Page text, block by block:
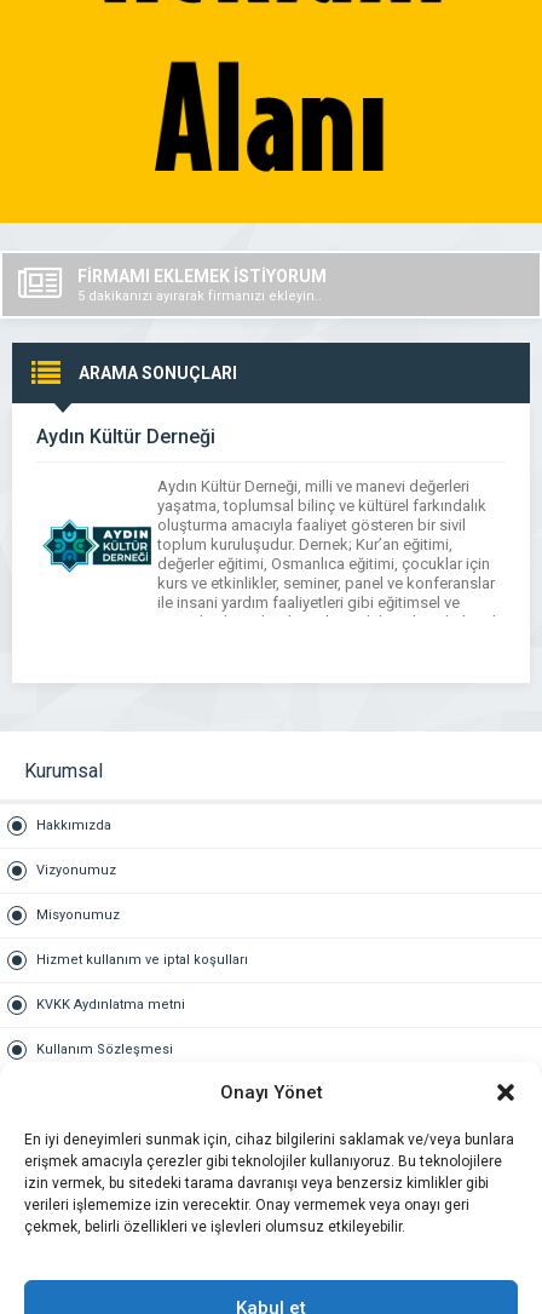
Onayı Yönet
En iyi deneyimleri sunmak için, cihaz bilgilerini saklamak ve/veya bunlara
erişmek amacıyla çerezler gibi teknolojiler kullanıyoruz. Bu teknolojilere
izin vermek, bu sitedeki tarama davranışı veya benzersiz kimlikler gibi
verileri işlememize izin verecektir. Onay vermemek veya onayı geri
çekmek, belirli özellikleri ve işlevleri olumsuz etkileyebilir.
Kabul et
FİRMAMI EKLEMEK İSTİYORUM
5 dakikanızı ayırarak firmanızı ekleyin..
ARAMA SONUÇLARI
Aydın Kültür Derneği
Aydın Kültür Derneği, milli ve manevi değerleri
yaşatma, toplumsal bilinç ve kültürel farkındalık
oluşturma amacıyla faaliyet gösteren bir sivil
toplum kuruluşudur. Dernek; Kur’an eğitimi,
değerler eğitimi, Osmanlıca eğitimi, çocuklar için
kurs ve etkinlikler, seminer, panel ve konferanslar
ile insani yardım faaliyetleri gibi eğitimsel ve
sosyal çalışmalar düzenleyerek bireylerin kültürel
Kurumsal
Hakkımızda
Vizyonumuz
Misyonumuz
Hizmet kullanım ve iptal koşulları
KVKK Aydınlatma metni
Kullanım Sözleşmesi
Gold üyelik nedir
Kariyer